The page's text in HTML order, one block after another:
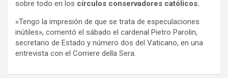
sobre todo en los círculos conservadores católicos.
«Tengo la impresión de que se trata de especulaciones
inútiles», comentó el sábado el cardenal Pietro Parolin,
secretario de Estado y número dos del Vaticano, en una
entrevista con el Corriere della Sera.